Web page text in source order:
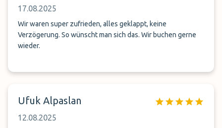
17.08.2025
Wir waren super zufrieden, alles geklappt, keine
Verzögerung. So wünscht man sich das. Wir buchen gerne
wieder.
Ufuk Alpaslan
12.08.2025